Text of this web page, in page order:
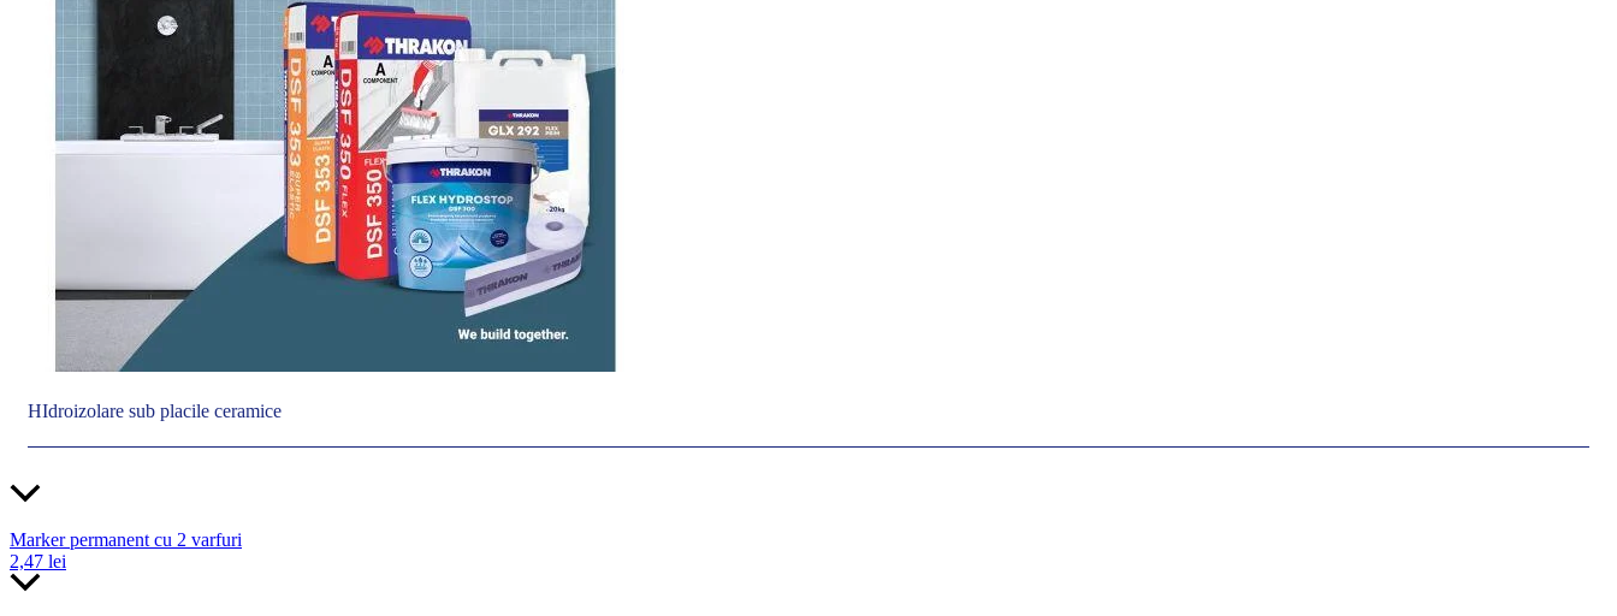
HIdroizolare sub placile ceramice
Marker permanent cu 2 varfuri
2,47 lei